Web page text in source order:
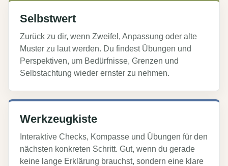
Selbstwert
Zurück zu dir, wenn Zweifel, Anpassung oder alte
Muster zu laut werden. Du findest Übungen und
Perspektiven, um Bedürfnisse, Grenzen und
Selbstachtung wieder ernster zu nehmen.
Werkzeugkiste
Interaktive Checks, Kompasse und Übungen für den
nächsten konkreten Schritt. Gut, wenn du gerade
keine lange Erklärung brauchst, sondern eine klare